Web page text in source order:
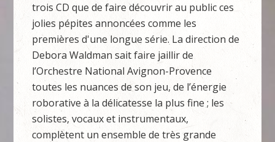
trois CD que de faire découvrir au public ces
jolies pépites annoncées comme les
premières d'une longue série. La direction de
Debora Waldman sait faire jaillir de
l’Orchestre National Avignon-Provence
toutes les nuances de son jeu, de l’énergie
roborative à la délicatesse la plus fine ; les
solistes, vocaux et instrumentaux,
complètent un ensemble de très grande